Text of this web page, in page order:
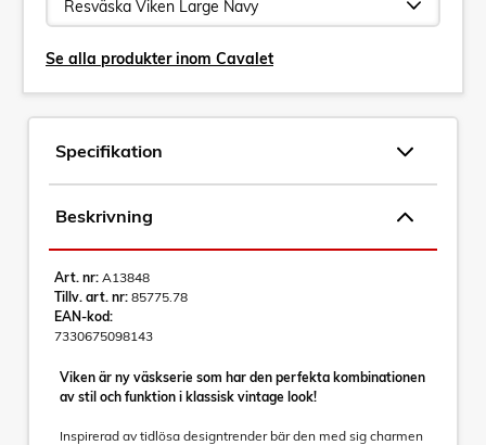
Se alla produkter inom Cavalet
Specifikation
Beskrivning
Art. nr: A13848
Tillv. art. nr: 85775.78
EAN-kod:
7330675098143
Viken är ny väskserie som har den perfekta kombinationen
av stil och funktion i klassisk vintage look!
Inspirerad av tidlösa designtrender bär den med sig charmen